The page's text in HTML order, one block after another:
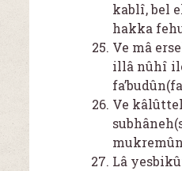
kablî, bel
hakka
Ve mâ
illâ nûhî
Ve
Lâ